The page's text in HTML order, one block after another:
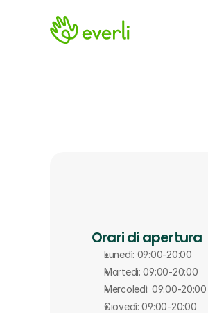
Orari di apertura
Lunedì: 09:00-20:00
Martedì: 09:00-20:00
Mercoledì: 09:00-20:00
Giovedì: 09:00-20:00